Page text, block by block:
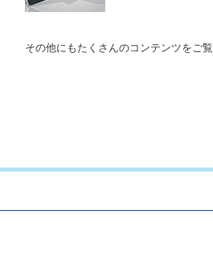
その他にもたくさんのコンテンツをご覧